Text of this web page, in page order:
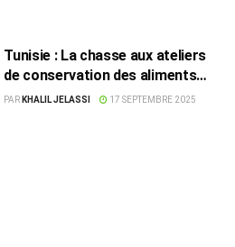
Tunisie : La chasse aux ateliers
de conservation des aliments
est-elle lancée ?
PAR KHALIL JELASSI 17 SEPTEMBRE 2025